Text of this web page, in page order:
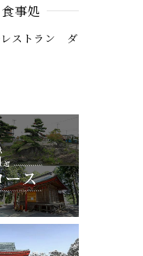
事処
レストラン ダ